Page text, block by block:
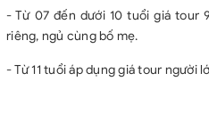
- Từ 07 đến dưới 10 tuổi giá tour
riêng, ngủ cùng bố mẹ.
- Từ 11 tuổi áp dụng giá tour người